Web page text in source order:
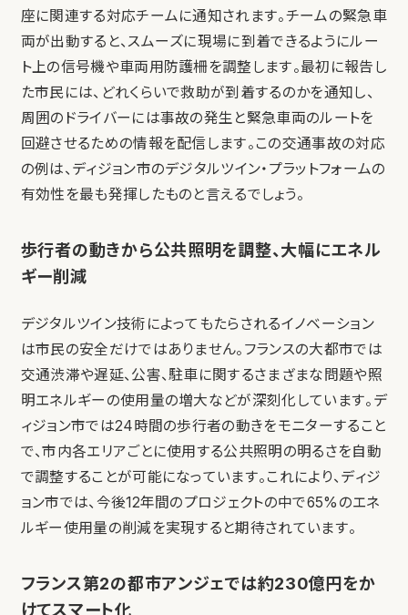
座に関連する対応チームに通知されます。チームの緊急車
両が出動すると、スムーズに現場に到着できるようにルー
ト上の信号機や車両用防護柵を調整します。最初に報告し
た市民には、どれくらいで救助が到着するのかを通知し、
周囲のドライバーには事故の発生と緊急車両のルートを
回避させるための情報を配信します。この交通事故の対応
の例は、ディジョン市のデジタルツイン・プラットフォームの
有効性を最も発揮したものと言えるでしょう。
歩行者の動きから公共照明を調整、大幅にエネル
ギー削減
デジタルツイン技術によってもたらされるイノベーション
は市民の安全だけではありません。フランスの大都市では
交通渋滞や遅延、公害、駐車に関するさまざまな問題や照
明エネルギーの使用量の増大などが深刻化しています。デ
ィジョン市では24時間の歩行者の動きをモニターすること
で、市内各エリアごとに使用する公共照明の明るさを自動
で調整することが可能になっています。これにより、ディジ
ョン市では、今後12年間のプロジェクトの中で65%のエネ
ルギー使用量の削減を実現すると期待されています。
フランス第2の都市アンジェでは約230億円をか
けてスマート化